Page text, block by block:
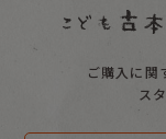
ご購入に関
ス